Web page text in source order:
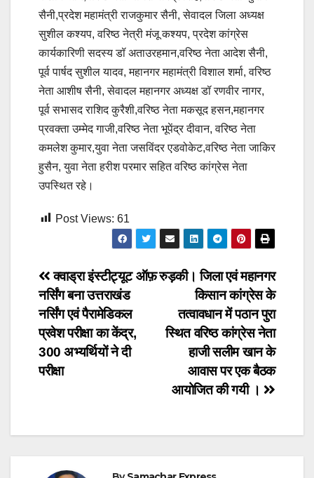
सैनी,प्रदेश महामंत्री राजकुमार सैनी, सेवादल जिला अध्यक्ष
सुशील कश्यप, वरिष्ठ नेत्री मंजू कश्यप, प्रदेश कांग्रेस
कार्यकारिणी सदस्य डॉ अताउरहमान,वरिष्ठ नेता आदेश सैनी,
पूर्व पार्षद सुशील यादव, महानगर महामंत्री विशाल शर्मा, वरिष्ठ
नेता आशीष सैनी, सेवादल महानगर अध्यक्ष डॉ रणवीर नागर,
पूर्व सभासद राशिद कुरैशी,वरिष्ठ नेता मकसूद हसन,महानगर
प्रवक्ता उम्मेद गाजी,वरिष्ठ नेता भूपेंद्र दीवान, वरिष्ठ नेता
कमलेश कुमार,युवा नेता जसविंदर एडवोकेट,वरिष्ठ नेता जाकिर
हुसैन, युवा नेता हरीश परमार सहित वरिष्ठ कांग्रेस नेता
उपस्थित रहे।
Post Views: 61
Post
navigation
रुड़की। जिला एवं महानगर
किसान कांग्रेस के
तत्वावधान में पठान पुरा
स्थित वरिष्ठ कांग्रेस नेता
हाजी सलीम खान के
आवास पर एक बैठक
आयोजित की गयी ।
क्वाड्रा इंस्टीट्यूट ऑफ़
नर्सिंग बना उत्तराखंड
नर्सिंग एवं पैरामेडिकल
प्रवेश परीक्षा का केंद्र,
300 अभ्यर्थियों ने दी
परीक्षा